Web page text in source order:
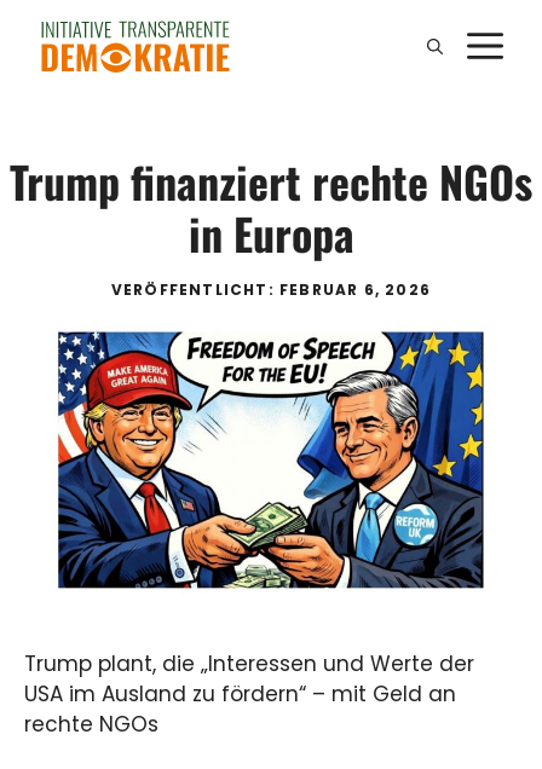
Inhalt
springen
Trump finanziert rechte NGOs
in Europa
VERÖFFENTLICHT: FEBRUAR 6, 2026
Trump plant, die „Interessen und Werte der
USA im Ausland zu fördern“ – mit Geld an
rechte NGOs